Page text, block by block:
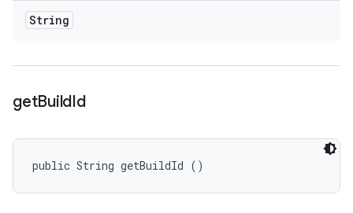
String
getBuildId
public String getBuildId ()